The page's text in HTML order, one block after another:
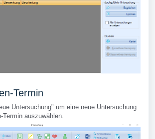
Termin
Untersuchung" um eine neue Untersuchung
Termin auszuwählen.